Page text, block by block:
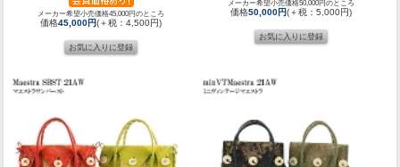
メーカー希望小売価格45,000円のところ
価格45,000円(＋税：4,500円)
メーカー希望小売価格50,000円のところ
価格50,000円(＋税：5,000円)